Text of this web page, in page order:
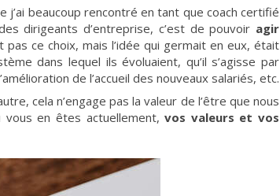
j’ai beaucoup rencontré en tant que coach certifié
dirigeants d’entreprise, c’est de pouvoir agir
ce choix, mais l’idée qui germait en eux, était
dans lequel ils évoluaient, qu’il s’agisse par
de l’accueil des nouveaux salariés, etc.
cela n’engage pas la valeur de l’être que nous
vous en êtes actuellement,vos valeurs et vos